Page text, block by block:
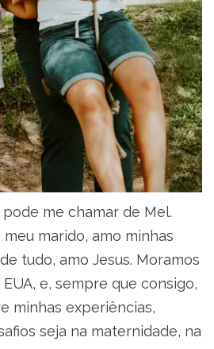
pode me chamar de Mel.
marido, amo minhas
tudo, amo Jesus. Moramos
e, sempre que consigo,
minhas experiências,
seja na maternidade, na